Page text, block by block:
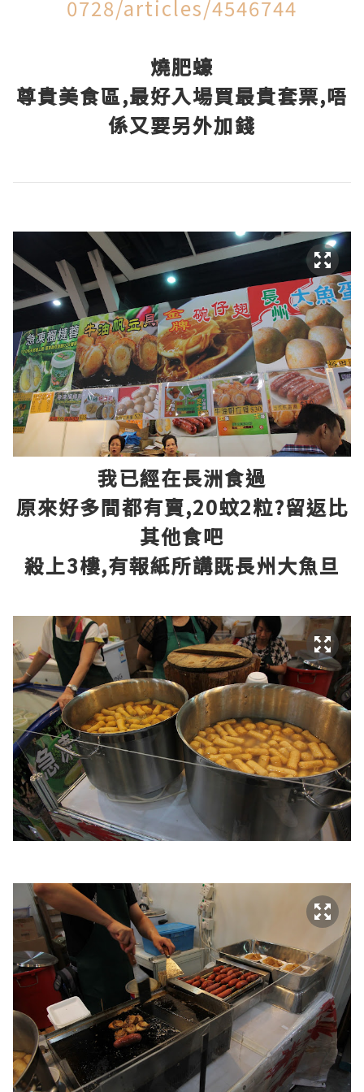
0728/articles/4546744
燒肥蠔
尊貴美食區,最好入場買最貴套票,唔
係又要另外加錢
我已經在長洲食過
原來好多間都有賣,20蚊2粒?留返比
其他食吧
殺上3樓,有報紙所講既長州大魚旦